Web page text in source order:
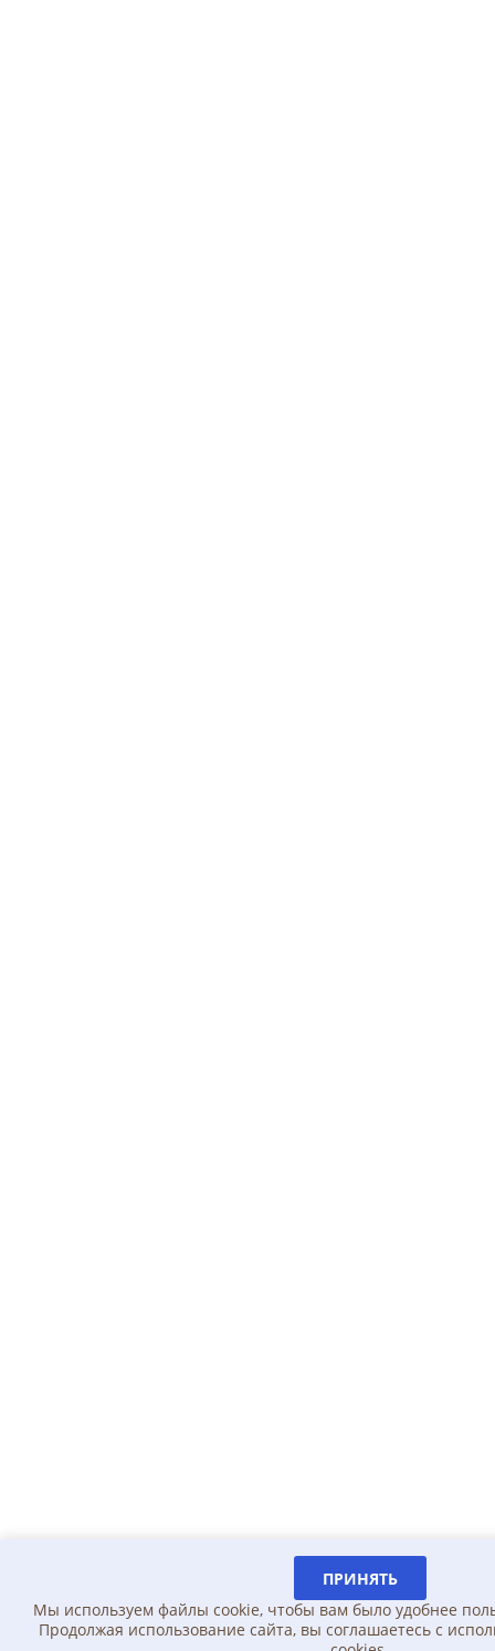
ПРИНЯТЬ
Мы используем файлы cookie, чтобы вам было удобнее
Продолжая использование сайта, вы соглашаетесь c